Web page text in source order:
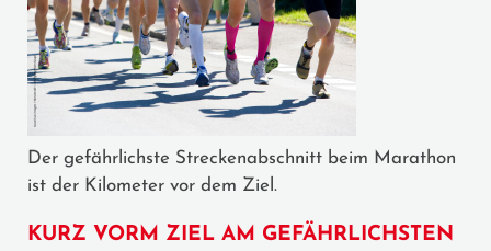
Der gefährlichste Streckenabschnitt beim Marathon
ist der Kilometer vor dem Ziel.
KURZ VORM ZIEL AM GEFÄHRLICHSTEN